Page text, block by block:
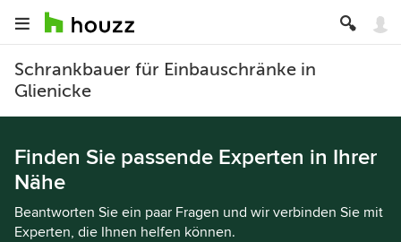
Schrankbauer für Einbauschränke in
Glienicke
Finden Sie passende Experten in Ihrer
Nähe
Beantworten Sie ein paar Fragen und wir verbinden Sie mit
Experten, die Ihnen helfen können.